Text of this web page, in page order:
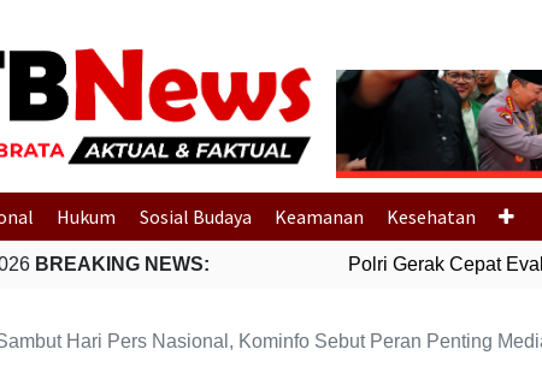
Previous
Hukum Sosial Budaya Keamanan Kesehatan
BREAKING NEWS: Polri Gerak Cepat
Hari Pers Nasional, Kominfo Sebut Peran Penting